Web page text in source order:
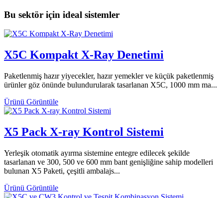
Bu sektör için ideal sistemler
X5C Kompakt X-Ray Denetimi
Paketlenmiş hazır yiyecekler, hazır yemekler ve küçük paketlenmiş
ürünler göz önünde bulundurularak tasarlanan X5C, 1000 mm ma...
Ürünü Görüntüle
X5 Pack X-ray Kontrol Sistemi
Yerleşik otomatik ayırma sistemine entegre edilecek şekilde
tasarlanan ve 300, 500 ve 600 mm bant genişliğine sahip modelleri
bulunan X5 Paketi, çeşitli ambalajs...
Ürünü Görüntüle